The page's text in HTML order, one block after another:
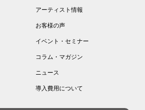
アーティスト情報
お客様の声
イベント・セミナー
コラム・マガジン
ニュース
導入費用について